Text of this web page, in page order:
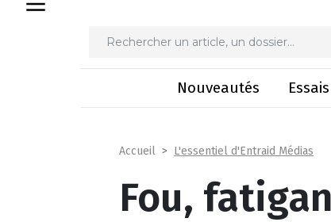
Nouveautés
Fou, fatigante, quel
Accueil L'essentiel d'Entraid Médias
Fou,